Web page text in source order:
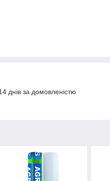
днів за домовленістю